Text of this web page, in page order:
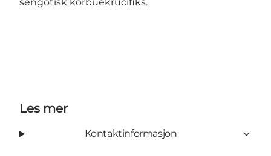
sengotisk korbuekrucifiks.
Les mer
Kontaktinformasjon